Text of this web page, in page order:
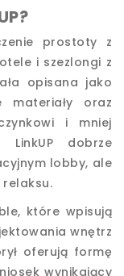
prostoty z
i szezlongi z
opisana jako
materiały oraz
i mniej
LinkUP dobrze
lobby, ale
które wpisują
wnętrz
oferują formę
wynikający